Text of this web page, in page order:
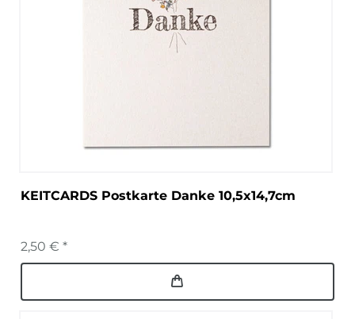
KEITCARDS Postkarte Danke 10,5x14,7cm
2,50 € *